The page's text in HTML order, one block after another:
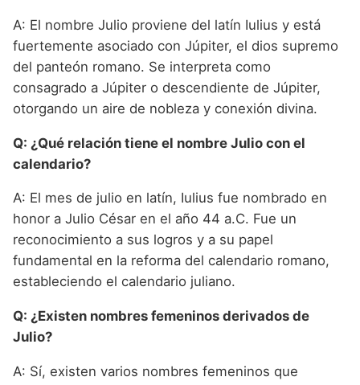
A: El nombre Julio proviene del latín Iulius y está
fuertemente asociado con Júpiter, el dios supremo
del panteón romano. Se interpreta como
consagrado a Júpiter o descendiente de Júpiter,
otorgando un aire de nobleza y conexión divina.
Q: ¿Qué relación tiene el nombre Julio con el
calendario?
A: El mes de julio en latín, Iulius fue nombrado en
honor a Julio César en el año 44 a.C. Fue un
reconocimiento a sus logros y a su papel
fundamental en la reforma del calendario romano,
estableciendo el calendario juliano.
Q: ¿Existen nombres femeninos derivados de
Julio?
A: Sí, existen varios nombres femeninos que